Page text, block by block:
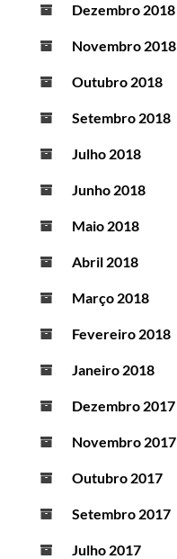
Dezembro 2018
Novembro 2018
Outubro 2018
Setembro 2018
Julho 2018
Junho 2018
Maio 2018
Abril 2018
Março 2018
Fevereiro 2018
Janeiro 2018
Dezembro 2017
Novembro 2017
Outubro 2017
Setembro 2017
Julho 2017